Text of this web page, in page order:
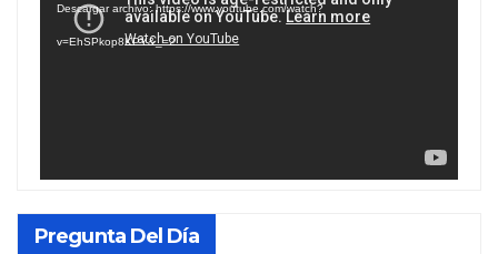
vídeo
Descargar archivo: https://www.youtube.com/watch?
v=EhSPkop8KPY&_=2
Pregunta Del Día